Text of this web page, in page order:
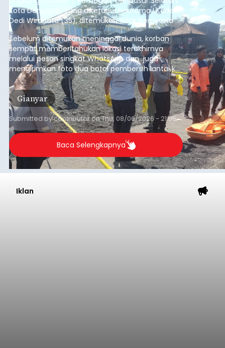
Kota Denpasar, yang diketahui bernama I Kadek
Dedi Wiranata (35), ditemukan tidak bernyawa di
pesisir Pantai Purnama, Sukawati.
Sebelum ditemukan meninggal dunia, korban
sempat memberitahukan lokasi terakhirnya
melalui pesan singkat WhatsApp dan juga
mengirimkan foto dua botol pembersih lantai ke
istrinya.
Gianyar
Submitted bycontributoronThu, 08/06/2026 - 21:06
Baca Selengkapnya
Iklan